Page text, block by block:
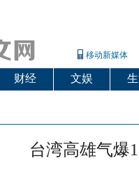
移动新媒体
财经 文娱
台湾高雄气爆